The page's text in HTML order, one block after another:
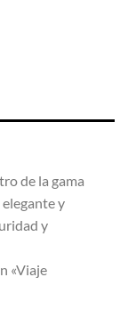
de la gama
y
y
«Viaje